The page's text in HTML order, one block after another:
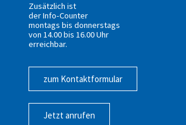
Zusätzlich ist
der Info-Counter
montags bis donnerstags
von 14.00 bis 16.00 Uhr
erreichbar.
zum Kontaktformular
Jetzt anrufen